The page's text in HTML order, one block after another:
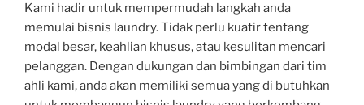
Kami hadir untuk mempermudah langkah anda
memulai bisnis laundry. Tidak perlu kuatir tentang
modal besar, keahlian khusus, atau kesulitan mencari
pelanggan. Dengan dukungan dan bimbingan dari tim
ahli kami, anda akan memiliki semua yang di butuhkan